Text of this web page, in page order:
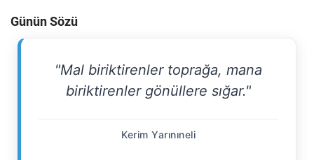
Günün Sözü
"Mal biriktirenler toprağa, mana
biriktirenler gönüllere sığar."
Kerim Yarınıneli